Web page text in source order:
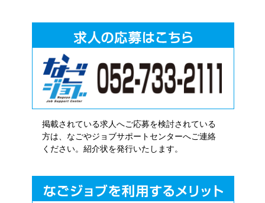
掲載されている求人へご応募を検討されている
方は、なごやジョブサポートセンターへご連絡
ください。紹介状を発行いたします。